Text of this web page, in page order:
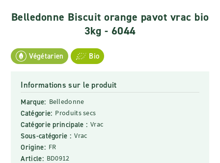
Belledonne Biscuit orange pavot vrac bio
3kg - 6044
Végétarien Bio
Informations sur le produit
Marque: Belledonne
Catégorie: Produits secs
Catégorie principale : Vrac
Sous-catégorie : Vrac
Origine: FR
Article: BD0912